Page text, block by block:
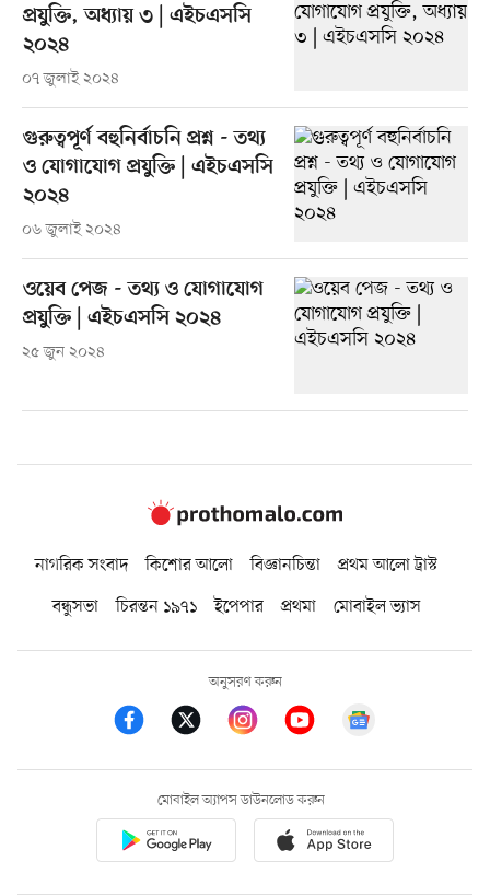
প্রযুক্তি, অধ্যায় ৩ | এইচএসসি
২০২৪
০৭ জুলাই ২০২৪
গুরুত্বপূর্ণ বহুনির্বাচনি প্রশ্ন - তথ্য
ও যোগাযোগ প্রযুক্তি | এইচএসসি
২০২৪
০৬ জুলাই ২০২৪
ওয়েব পেজ - তথ্য ও যোগাযোগ
প্রযুক্তি | এইচএসসি ২০২৪
২৫ জুন ২০২৪
নাগরিক সংবাদ কিশোর আলো বিজ্ঞানচিন্তা
প্রথম আলো ট্রাস্ট
বন্ধুসভা
চিরন্তন ১৯৭১ ইপেপার প্রথমা মোবাইল ভ্যাস
অনুসরণ করুন
মোবাইল অ্যাপস ডাউনলোড করুন